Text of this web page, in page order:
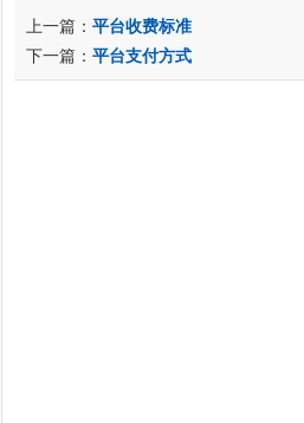
上一篇： 平台收费标准
下一篇： 平台支付方式